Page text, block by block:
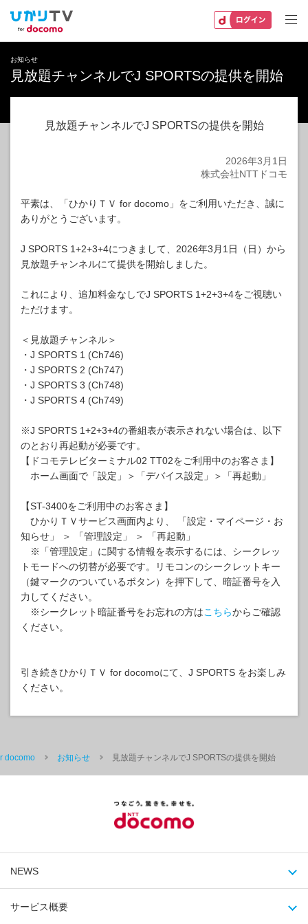
お知らせ
見放題チャンネルでJ SPORTSの提供を開始
見放題チャンネルでJ SPORTSの提供を開始
2026年3月1日​
株式会社NTTドコモ​
平素は、「ひかりＴＶ for docomo」をご利用いただき、誠に
ありがとうございます。
J SPORTS 1+2+3+4につきまして、2026年3月1日（日）から
見放題チャンネルにて提供を開始しました。
これにより、追加料金なしでJ SPORTS 1+2+3+4をご視聴い
ただけます。
＜見放題チャンネル＞
・J SPORTS 1 (Ch746)
・J SPORTS 2 (Ch747)
・J SPORTS 3 (Ch748)
・J SPORTS 4 (Ch749)
※J SPORTS 1+2+3+4の番組表が表示されない場合は、以下
のとおり再起動が必要です。
【ドコモテレビターミナル02 TT02をご利用中のお客さま】
ホーム画面で「設定」＞「デバイス設定」＞「再起動」
【ST-3400をご利用中のお客さま】
ひかりＴＶサービス画面内より、 「設定・マイページ・お
知らせ」 ＞ 「管理設定」 ＞ 「再起動」
※「管理設定」に関する情報を表示するには、シークレッ
トモードへの切替が必要です。リモコンのシークレットキー
（鍵マークのついているボタン）を押下して、暗証番号を入
力してください。
※シークレット暗証番号をお忘れの方はこちらからご確認
ください。
引き続きひかりＴＶ for docomoにて、J SPORTS をお楽しみ
ください。
docomo お知らせ 見放題チャンネルでJ SPORTSの提供を開始
NEWS
サービス概要